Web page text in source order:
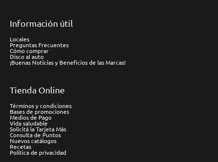
Información útil
Locales
Preguntas Frecuentes
Cómo comprar
Disco al auto
¡Buenas Noticias y Beneficios de las Marcas!
Tienda Online
Términos y condiciones
Bases de promociones
Medios de Pago
Vida saludable
Solicitá la Tarjeta Más
Consulta de Puntos
Nuevos catálogos
Recetas
Política de privacidad